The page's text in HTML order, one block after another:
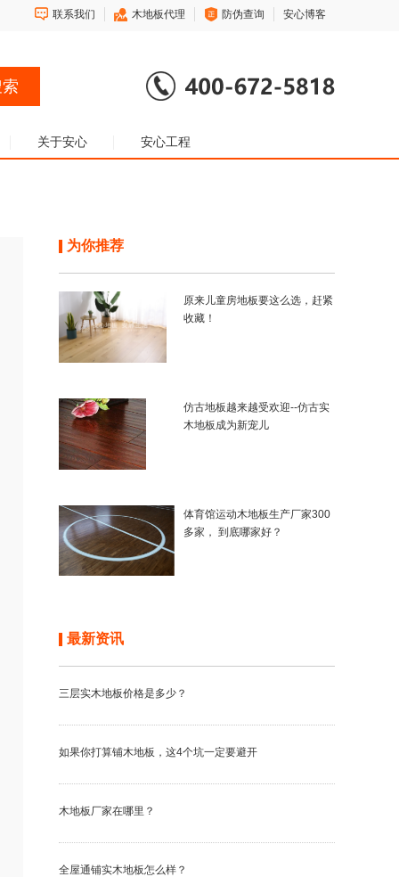
联系我们 木地板代理 防伪查询 安心博客
关于安心 安心工程
为你推荐
原来儿童房地板要这么选，赶紧
收藏！
仿古地板越来越受欢迎--仿古实
木地板成为新宠儿
体育馆运动木地板生产厂家300
多家， 到底哪家好？
最新资讯
三层实木地板价格是多少？
如果你打算铺木地板，这4个坑一定要避开
木地板厂家在哪里？
全屋通铺实木地板怎么样？